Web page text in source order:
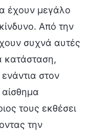
έχουν μεγάλο
Από την
συχνά αυτές
κατάσταση,
στον
τους εκθέσει
την